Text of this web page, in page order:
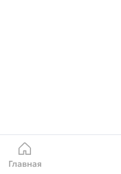
Главная